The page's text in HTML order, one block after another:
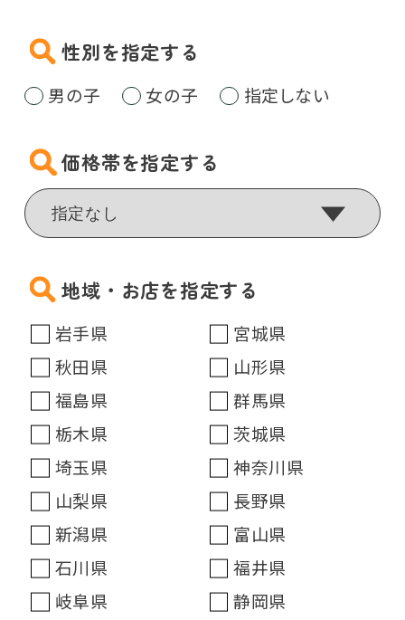
性別を指定する
男の子 女の子 指定しない
価格帯を指定する
地域・お店を指定する
岩手県
宮城県
秋田県
山形県
福島県
群馬県
栃木県
茨城県
埼玉県
神奈川県
山梨県
長野県
新潟県
富山県
石川県
福井県
岐阜県
静岡県